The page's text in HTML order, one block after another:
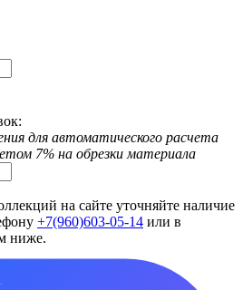
для автоматического расчета
7% на обрезки материала
на сайте уточняйте наличие
+7(960)603-05-14 или в
ниже.